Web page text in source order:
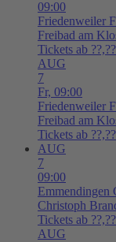
09:00
Friedenweiler
Freibad am
Tickets ab
AUG
7
Fr, 09:00
Friedenweiler
Freibad am
Tickets ab
AUG
7
09:00
Emmendingen
Christoph
Tickets ab
AUG